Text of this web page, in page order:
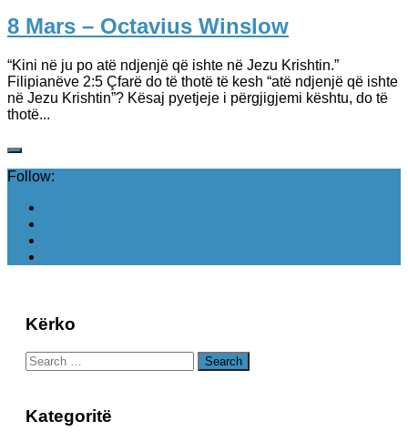
8 Mars – Octavius Winslow
“Kini në ju po atë ndjenjë që ishte në Jezu Krishtin.”
Filipianëve 2:5 Çfarë do të thotë të kesh “atë ndjenjë që ishte
në Jezu Krishtin”? Kësaj pyetjeje i përgjigjemi kështu, do të
thotë...
Follow:
Kërko
Search
for:
Kategoritë